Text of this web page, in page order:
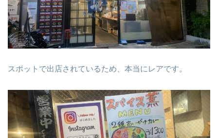
スポットで出店されているため、本当にレアです。